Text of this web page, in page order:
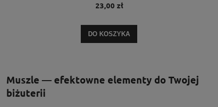
23,00 zł
DO KOSZYKA
Muszle — efektowne elementy do Twojej
biżuterii